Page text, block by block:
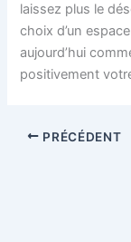
laissez plus le
choix d’un
aujourd’hui
positivement
PRÉCÉDENT